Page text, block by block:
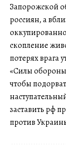
Запорожской
россиян, а
скопление
потерях врага
«Силы
чтобы
заставить рф
против